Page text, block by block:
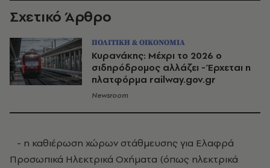
Σχετικό Άρθρο
ΠΟΛΙΤΙΚΗ & ΟΙΚΟΝΟΜΙΑ
Κυρανάκης: Μέχρι το 2026 ο
σιδηρόδρομος αλλάζει - Έρχεται η
πλατφόρμα railway.gov.gr
Newsroom
- η καθιέρωση χώρων στάθμευσης για Ελαφρά
Προσωπικά Ηλεκτρικά Οχήματα (όπως ηλεκτρικά